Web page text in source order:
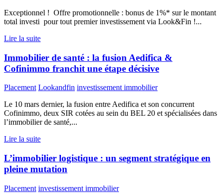
Exceptionnel ! Offre promotionnelle : bonus de 1%* sur le montant
total investi pour tout premier investissement via Look&Fin !...
Lire la suite
Immobilier de santé : la fusion Aedifica &
Cofinimmo franchit une étape décisive
Placement Lookandfin investissement immobilier
Le 10 mars dernier, la fusion entre Aedifica et son concurrent
Cofinimmo, deux SIR cotées au sein du BEL 20 et spécialisées dans
l’immobilier de santé,...
Lire la suite
L’immobilier logistique : un segment stratégique en
pleine mutation
Placement investissement immobilier